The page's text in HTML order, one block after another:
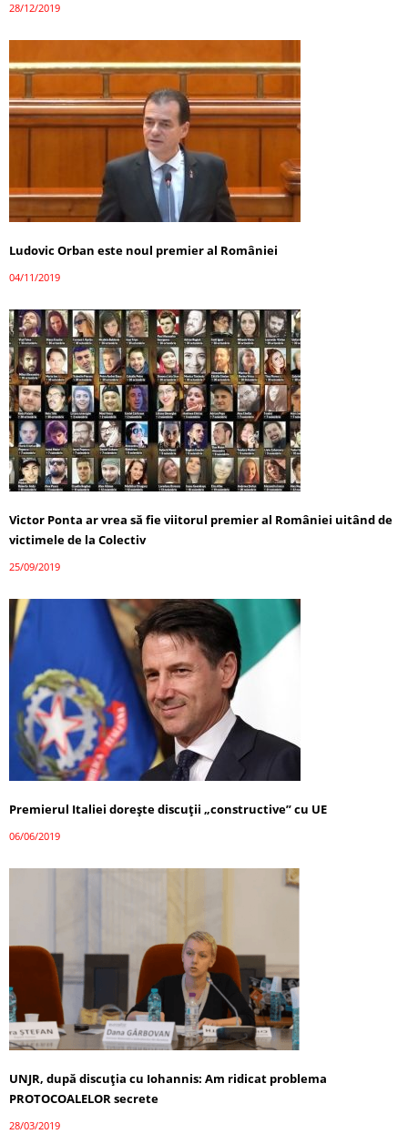
28/12/2019
Ludovic Orban este noul premier al României
04/11/2019
Victor Ponta ar vrea să fie viitorul premier al României uitând de
victimele de la Colectiv
25/09/2019
Premierul Italiei doreşte discuţii „constructive” cu UE
06/06/2019
UNJR, după discuţia cu Iohannis: Am ridicat problema
PROTOCOALELOR secrete
28/03/2019